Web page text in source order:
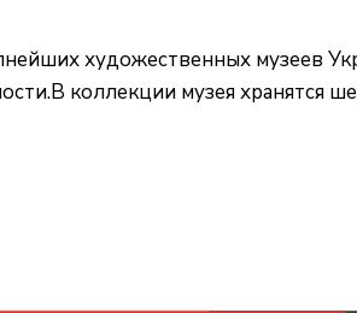
художественных музеев
коллекции музея хранятся